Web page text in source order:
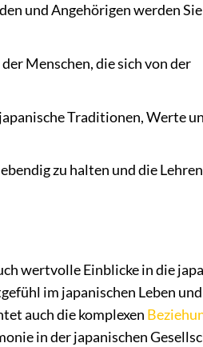
und Angehörigen werden
Menschen, die sich von der
Traditionen, Werte
zu halten und die
wertvolle Einblicke in die
im japanischen Leben
auch die komplexen
in der japanischen